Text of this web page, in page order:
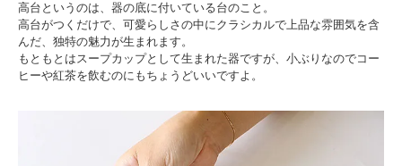
高台というのは、器の底に付いている台のこと。
高台がつくだけで、可愛らしさの中にクラシカルで上品な雰囲気を含
んだ、独特の魅力が生まれます。
もともとはスープカップとして生まれた器ですが、小ぶりなのでコー
ヒーや紅茶を飲むのにもちょうどいいですよ。